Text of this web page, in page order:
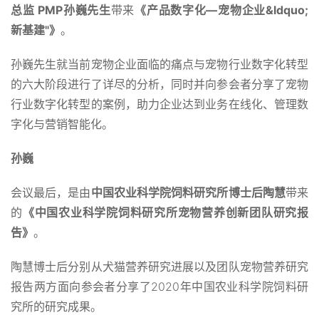
总监 PMP孙巍先生带来 《产品数字化—宠物企业&ldquo;
新基建"》 。
孙巍先生就当前宠物企业面临的痛点与宠物行业数字化转型
的六大阶段进行了详尽的分析，同时并向参会者分享了宠物
行业数字化转型的案例，助力企业达到业务在线化、管理数
字化与营销智能化。
孙巍
会议最后，是由中国农业科学院饲料研究所博士后陶慧带来
的 《中国农业科学院饲料研究所宠物营养创新团队研究报
告》 。
陶慧博士后分别从犬猫营养研究进展以及团队宠物营养研究
报告两方面向参会者分享了2020年中国农业科学院饲料研
究所的研究成果。